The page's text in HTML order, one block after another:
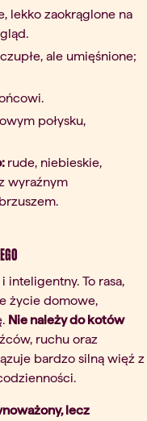
lekko zaokrąglone na
ale umięśnione;
połysku,
rude, niebieskie,
wyraźnym
inteligentny. To rasa,
życie domowe,
Nie należy do kotów
ruchu oraz
bardzo silną więź z
lecz